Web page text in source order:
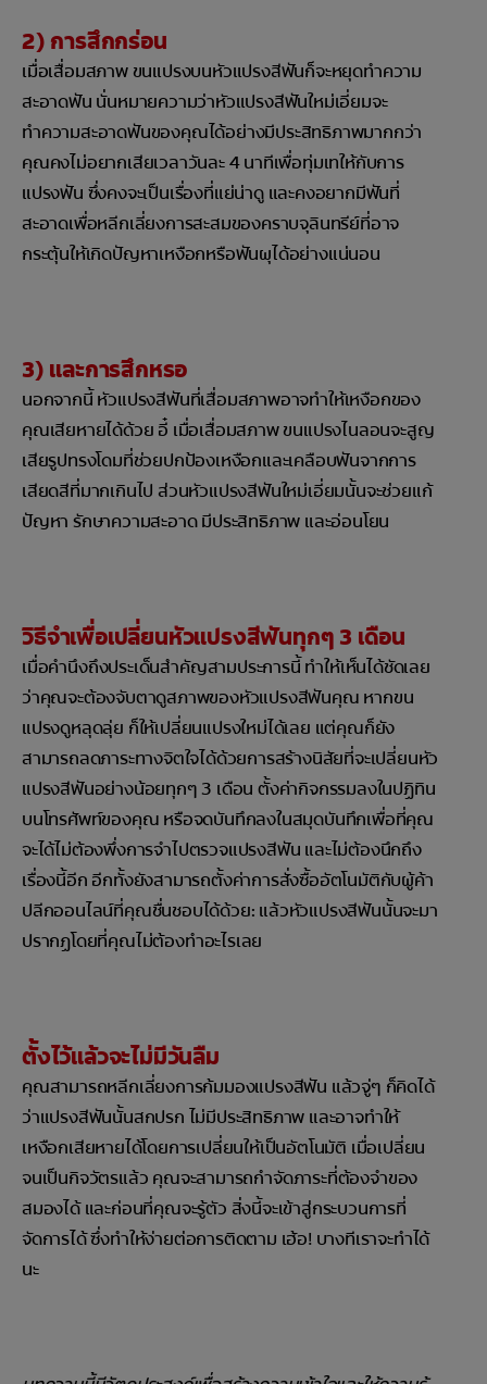
2) การสึกกร่อน
เมื่อเสื่อมสภาพ ขนแปรงบนหัวแปรงสีฟันก็จะหยุดทำความ
สะอาดฟัน นั่นหมายความว่าหัวแปรงสีฟันใหม่เอี่ยมจะ
ทำความสะอาดฟันของคุณได้อย่างมีประสิทธิภาพมากกว่า
คุณคงไม่อยากเสียเวลาวันละ 4 นาทีเพื่อทุ่มเทให้กับการ
แปรงฟัน ซึ่งคงจะเป็นเรื่องที่แย่น่าดู และคงอยากมีฟันที่
สะอาดเพื่อหลีกเลี่ยงการสะสมของคราบจุลินทรีย์ที่อาจ
กระตุ้นให้เกิดปัญหาเหงือกหรือฟันผุได้อย่างแน่นอน
3) และการสึกหรอ
นอกจากนี้ หัวแปรงสีฟันที่เสื่อมสภาพอาจทำให้เหงือกของ
คุณเสียหายได้ด้วย อี๋ เมื่อเสื่อมสภาพ ขนแปรงไนลอนจะสูญ
เสียรูปทรงโดมที่ช่วยปกป้องเหงือกและเคลือบฟันจากการ
เสียดสีที่มากเกินไป ส่วนหัวแปรงสีฟันใหม่เอี่ยมนั้นจะช่วยแก้
ปัญหา รักษาความสะอาด มีประสิทธิภาพ และอ่อนโยน
วิธีจำเพื่อเปลี่ยนหัวแปรงสีฟันทุกๆ 3 เดือน
เมื่อคำนึงถึงประเด็นสำคัญสามประการนี้ ทำให้เห็นได้ชัดเลย
ว่าคุณจะต้องจับตาดูสภาพของหัวแปรงสีฟันคุณ หากขน
แปรงดูหลุดลุ่ย ก็ให้เปลี่ยนแปรงใหม่ได้เลย แต่คุณก็ยัง
สามารถลดภาระทางจิตใจได้ด้วยการสร้างนิสัยที่จะเปลี่ยนหัว
แปรงสีฟันอย่างน้อยทุกๆ 3 เดือน ตั้งค่ากิจกรรมลงในปฏิทิน
บนโทรศัพท์ของคุณ หรือจดบันทึกลงในสมุดบันทึกเพื่อที่คุณ
จะได้ไม่ต้องพึ่งการจำไปตรวจแปรงสีฟัน และไม่ต้องนึกถึง
เรื่องนี้อีก อีกทั้งยังสามารถตั้งค่าการสั่งซื้ออัตโนมัติกับผู้ค้า
ปลีกออนไลน์ที่คุณชื่นชอบได้ด้วย: แล้วหัวแปรงสีฟันนั้นจะมา
ปรากฏโดยที่คุณไม่ต้องทำอะไรเลย
ตั้งไว้แล้วจะไม่มีวันลืม
คุณสามารถหลีกเลี่ยงการก้มมองแปรงสีฟัน แล้วจู่ๆ ก็คิดได้
ว่าแปรงสีฟันนั้นสกปรก ไม่มีประสิทธิภาพ และอาจทำให้
เหงือกเสียหายได้โดยการเปลี่ยนให้เป็นอัตโนมัติ เมื่อเปลี่ยน
จนเป็นกิจวัตรแล้ว คุณจะสามารถกำจัดภาระที่ต้องจำของ
สมองได้ และก่อนที่คุณจะรู้ตัว สิ่งนี้จะเข้าสู่กระบวนการที่
จัดการได้ ซึ่งทำให้ง่ายต่อการติดตาม เฮ้อ! บางทีเราจะทำได้
นะ